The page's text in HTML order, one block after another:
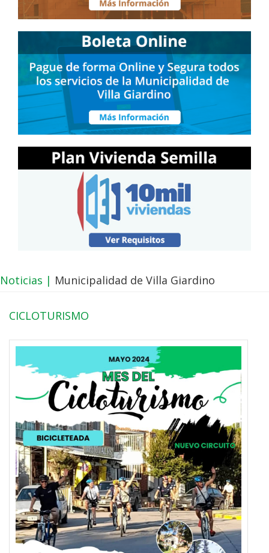
Noticias | Municipalidad de Villa Giardino
CICLOTURISMO